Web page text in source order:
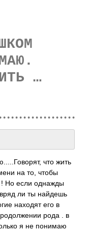
…
что жить
на то, чтобы
! Но если однажды
ли ты найдешь
находят его в
рода . в
я не понимаю